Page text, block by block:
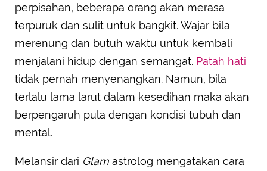
perpisahan, beberapa orang akan merasa
terpuruk dan sulit untuk bangkit. Wajar bila
merenung dan butuh waktu untuk kembali
menjalani hidup dengan semangat. Patah hati
tidak pernah menyenangkan. Namun, bila
terlalu lama larut dalam kesedihan maka akan
berpengaruh pula dengan kondisi tubuh dan
mental.
Melansir dari Glam astrolog mengatakan cara